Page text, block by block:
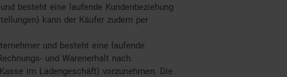
besteht eine laufende Kundenbeziehung
kann der Käufer zudem per
und besteht eine laufende
und Warenerhalt nach.
im Ladengeschäft) vorzunehmen. Die